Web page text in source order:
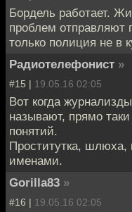
Бордель работает.
проблем отправляют
только полиция не в
Радиотелефонист »
#15 | 19.05.16 02:05
Вот когда
называют, прямо
понятий.
Проститутка,
именами.
Gorilla83 »
#16 | 19.05.16 02:05